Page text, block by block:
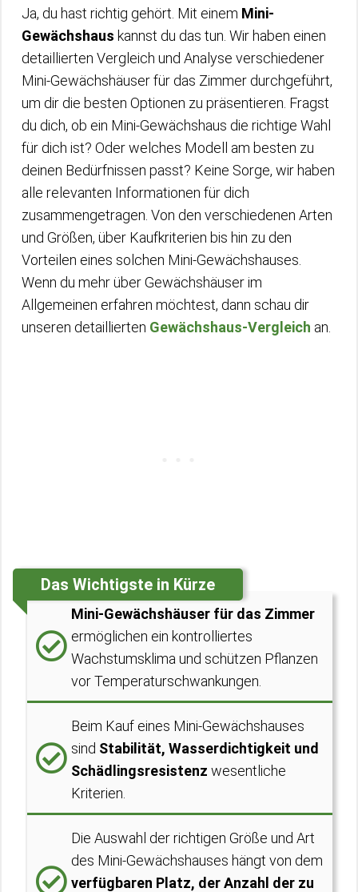
Ja, du hast richtig gehört. Mit einem Mini-
Gewächshaus kannst du das tun. Wir haben einen
detaillierten Vergleich und Analyse verschiedener
Mini-Gewächshäuser für das Zimmer durchgeführt,
um dir die besten Optionen zu präsentieren. Fragst
du dich, ob ein Mini-Gewächshaus die richtige Wahl
für dich ist? Oder welches Modell am besten zu
deinen Bedürfnissen passt? Keine Sorge, wir haben
alle relevanten Informationen für dich
zusammengetragen. Von den verschiedenen Arten
und Größen, über Kaufkriterien bis hin zu den
Vorteilen eines solchen Mini-Gewächshauses.
Wenn du mehr über Gewächshäuser im
Allgemeinen erfahren möchtest, dann schau dir
unseren detaillierten Gewächshaus-Vergleich an.
Das Wichtigste in Kürze
Mini-Gewächshäuser für das Zimmer
ermöglichen ein kontrolliertes
Wachstumsklima und schützen Pflanzen
vor Temperaturschwankungen.
Beim Kauf eines Mini-Gewächshauses
sind Stabilität, Wasserdichtigkeit und
Schädlingsresistenz wesentliche
Kriterien.
Die Auswahl der richtigen Größe und Art
des Mini-Gewächshauses hängt von dem
verfügbaren Platz, der Anzahl der zu